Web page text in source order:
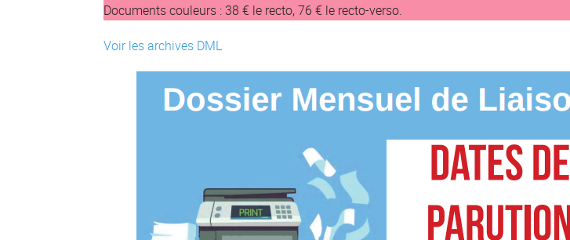
Documents couleurs : 38 € le recto, 76 € le recto-verso.
Voir les archives DML